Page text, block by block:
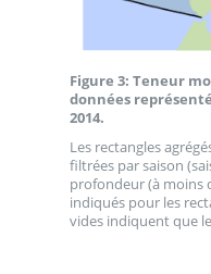
Figure 3: Teneur
données
2014.
Les rectangles
filtrées par saison
profondeur (à moins
indiqués pour les
vides indiquent que